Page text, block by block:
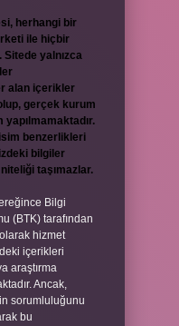
herhangi bir
ile hiçbir
Sitede yalnızca
alan içerikler
gerçek kurum
yapılmamaktadır.
benzerlikleri
bilgiler
taşımazlar.
Bilgi
(BTK) tarafından
hizmet
içerikleri
araştırma
Ancak,
sorumluluğunu
bu